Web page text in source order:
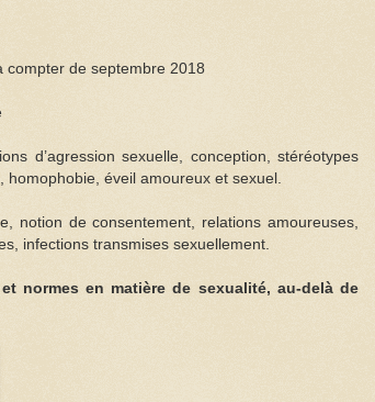
compter de septembre 2018
d’agression sexuelle, conception, stéréotypes
éveil amoureux et sexuel.
notion de consentement, relations amoureuses,
infections transmises sexuellement.
normes en matière de sexualité, au-delà de